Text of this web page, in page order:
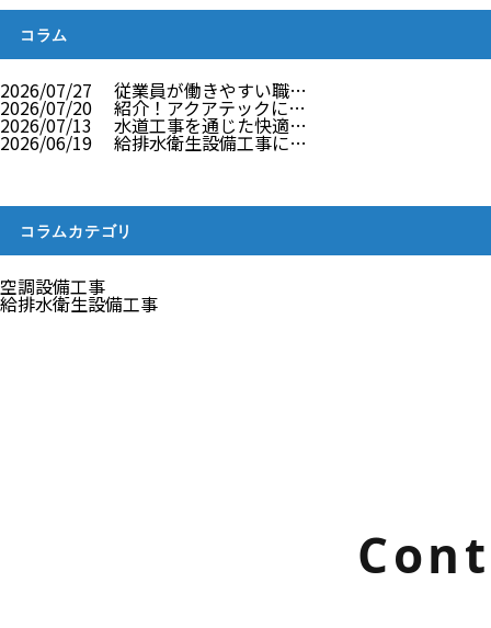
コラム
2026/07/27 従業員が働きやすい職…
2026/07/20 紹介！アクアテックに…
2026/07/13 水道工事を通じた快適…
2026/06/19 給排水衛生設備工事に…
コラムカテゴリ
空調設備工事
給排水衛生設備工事